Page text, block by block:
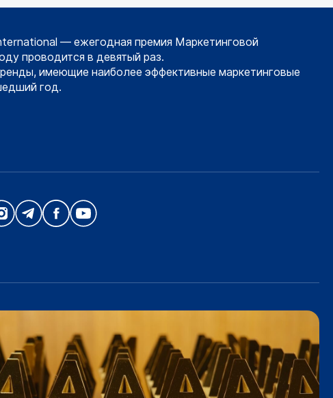
— ежегодная премия Маркетинговой
проводится в девятый раз.
имеющие наиболее эффективные маркетинговые
год.